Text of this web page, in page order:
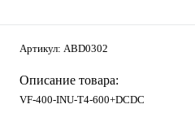
Артикул: ABD0302
Описание товара:
VF-400-INU-T4-600+DCDC